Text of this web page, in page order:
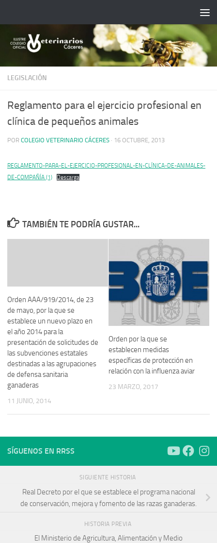
LEGISLACIÓN
Reglamento para el ejercicio profesional en
clínica de pequeños animales
POR COLEGIO VETERINARIO CÁCERES · 16 OCTUBRE, 2013
REGLAMENTO-PARA-EL-EJERCICIO-PROFESIONAL-EN-CLÍNICA-DE-ANIMALES-
DE-COMPAÑÍA (1)
Descarga
TAMBIÉN TE PODRÍA GUSTAR...
Orden AAA/919/2014, de 23
de mayo, por la que se
establece un nuevo plazo en
el año 2014 para la
presentación de solicitudes de
las subvenciones estatales
destinadas a las agrupaciones
de defensa sanitaria
ganaderas
11 JUNIO, 2014
Orden por la que se
establecen medidas
específicas de protección en
relación con la influenza aviar
23 MARZO, 2017
SÍGUENOS EN RRSS
SIGUIENTE HISTORIA
Real Decreto por el que se establece el programa nacional
de conservación, mejora y fomento de las razas ganaderas.
HISTORIA PREVIA
El Ministerio de Agricultura, Alimentación y Medio